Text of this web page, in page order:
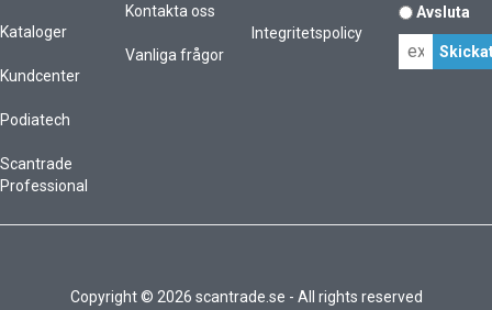
Kataloger
Kundcenter
Podiatech
Scantrade
Professional
Kontakta oss
Vanliga frågor
Integritetspolicy
Avsluta
Copyright © 2026 scantrade.se - All rights reserved